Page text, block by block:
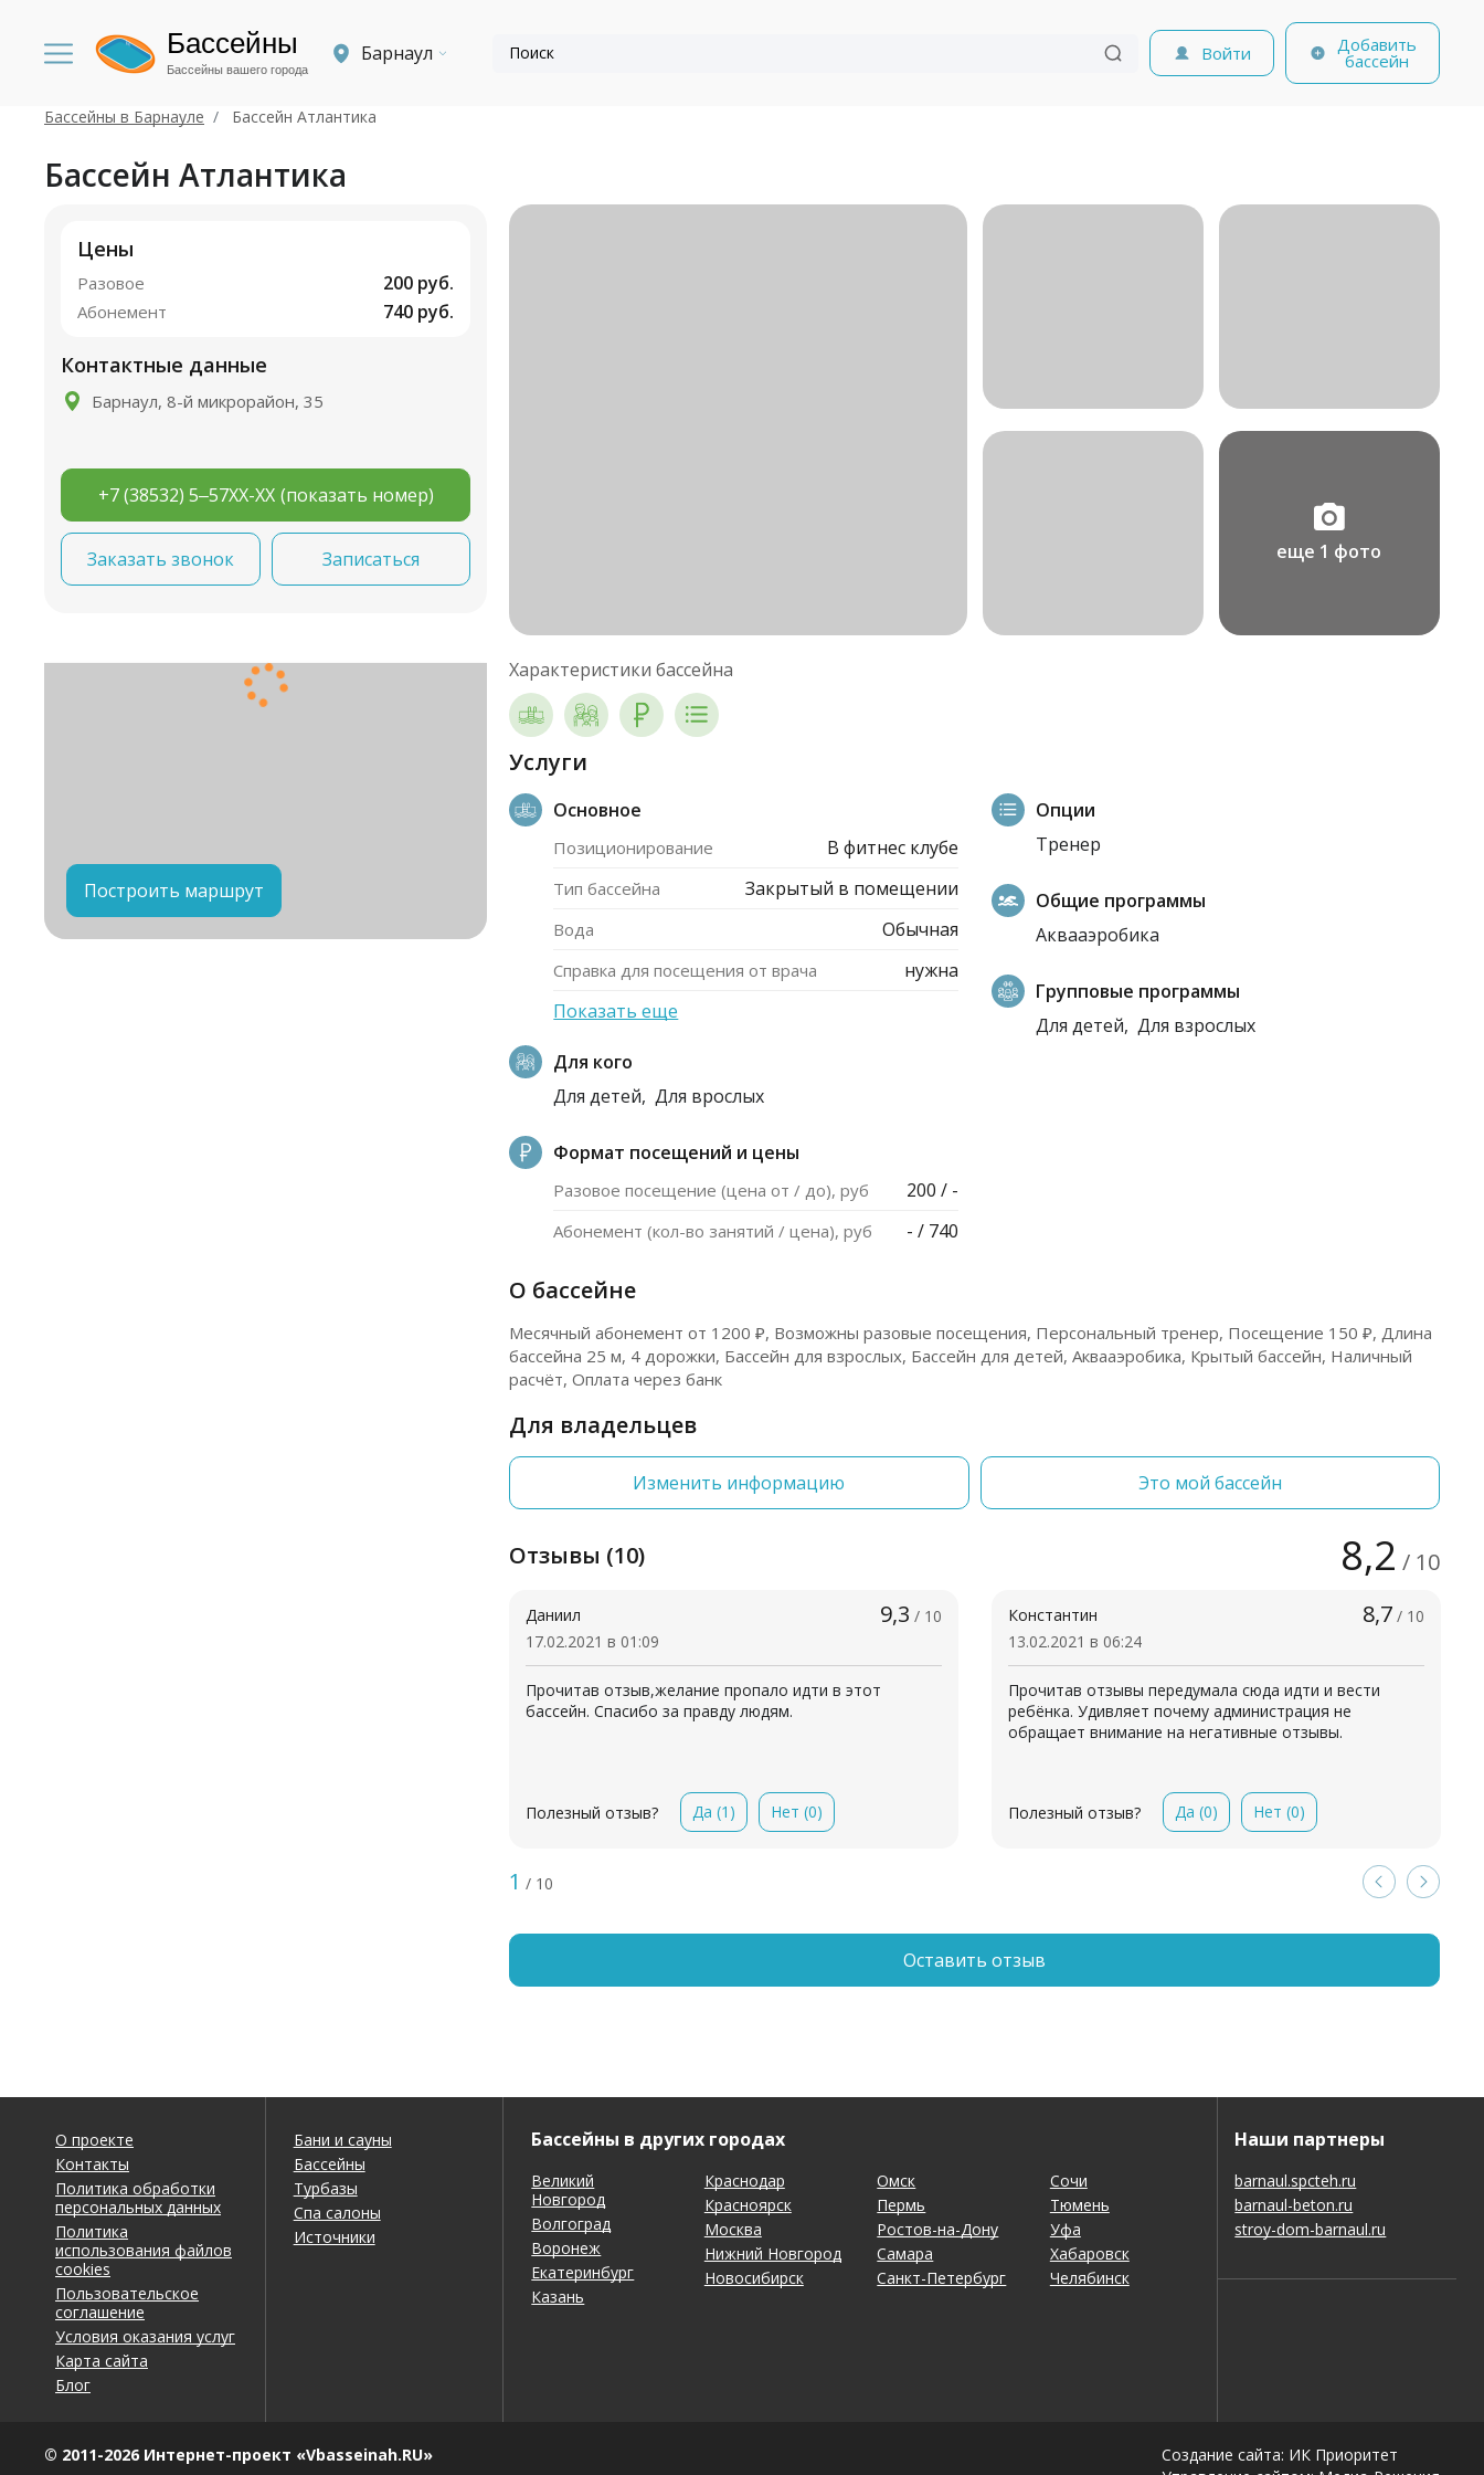
Бассейны
Бассейны вашего города
Барнаул Войти Добавить
бассейн
Бассейны в Барнауле Бассейн Атлантика
Бассейн Атлантика
Цены
Разовое 200 руб.
Абонемент 740 руб.
Контактные данные
Барнаул, 8-й микрорайон, 35
+7 (38532) 5‒57XX-XX (показать номер)
Заказать звонок Записаться
Построить маршрут
еще 1 фото
Характеристики бассейна
Услуги
Основное
Позиционирование В фитнес клубе
Тип бассейна Закрытый в помещении
Вода Обычная
Справка для посещения от врача
нужна
Показать еще
Для кого
Для детей, Для врослых
Формат посещений и цены
Разовое посещение (цена от / до), руб 200 / -
Абонемент (кол-во занятий / цена), руб - / 740
Опции
Тренер
Общие программы
Аквааэробика
Групповые программы
Для детей, Для взрослых
О бассейне
Месячный абонемент от 1200 ₽, Возможны разовые посещения, Персональный тренер, Посещение 150 ₽, Длина
бассейна 25 м, 4 дорожки, Бассейн для взрослых, Бассейн для детей, Аквааэробика, Крытый бассейн, Наличный
расчёт, Оплата через банк
Для владельцев
Изменить информацию Это мой бассейн
Отзывы (10) 8,2 / 10
Даниил 9,3 / 10
17.02.2021 в 01:09
Прочитав отзыв,желание пропало идти в этот
бассейн. Спасибо за правду людям.
Полезный отзыв? Да (1) Нет (0)
Константин 8,7 / 10
13.02.2021 в 06:24
Прочитав отзывы передумала сюда идти и вести
ребёнка. Удивляет почему администрация не
обращает внимание на негативные отзывы.
Полезный отзыв? Да (0) Нет (0)
1 / 10
Оставить отзыв
О проекте
Контакты
Политика обработки
персональных данных
Политика
использования файлов
cookies
Пользовательское
соглашение
Условия оказания услуг
Карта сайта
Блог
Бани и сауны
Бассейны
Турбазы
Спа салоны
Источники
Бассейны в других городах
Великий
Новгород
Волгоград
Воронеж
Екатеринбург
Казань
Краснодар
Красноярск
Москва
Нижний Новгород
Новосибирск
Омск
Пермь
Ростов-на-Дону
Самара
Санкт-Петербург
Сочи
Тюмень
Уфа
Хабаровск
Челябинск
Наши партнеры
barnaul.spcteh.ru
barnaul-beton.ru
stroy-dom-barnaul.ru
© 2011-2026 Интернет-проект «Vbasseinah.RU»
Создание сайта: ИК Приоритет